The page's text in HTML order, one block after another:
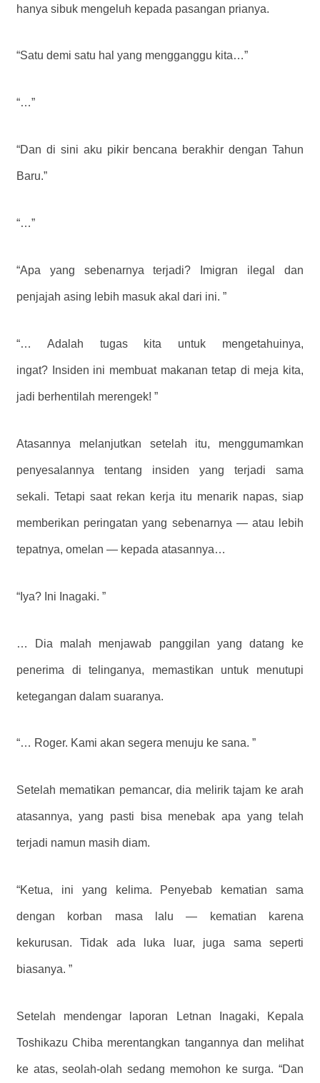
hanya sibuk mengeluh kepada pasangan prianya.
“Satu demi satu hal yang mengganggu kita…”
“…”
“Dan di sini aku pikir bencana berakhir dengan Tahun
Baru.”
“…”
“Apa yang sebenarnya terjadi? Imigran ilegal dan
penjajah asing lebih masuk akal dari ini. ”
“… Adalah tugas kita untuk mengetahuinya,
ingat? Insiden ini membuat makanan tetap di meja kita,
jadi berhentilah merengek! ”
Atasannya melanjutkan setelah itu, menggumamkan
penyesalannya tentang insiden yang terjadi sama
sekali. Tetapi saat rekan kerja itu menarik napas, siap
memberikan peringatan yang sebenarnya — atau lebih
tepatnya, omelan — kepada atasannya…
“Iya? Ini Inagaki. ”
… Dia malah menjawab panggilan yang datang ke
penerima di telinganya, memastikan untuk menutupi
ketegangan dalam suaranya.
“… Roger. Kami akan segera menuju ke sana. ”
Setelah mematikan pemancar, dia melirik tajam ke arah
atasannya, yang pasti bisa menebak apa yang telah
terjadi namun masih diam.
“Ketua, ini yang kelima. Penyebab kematian sama
dengan korban masa lalu — kematian karena
kekurusan. Tidak ada luka luar, juga sama seperti
biasanya. ”
Setelah mendengar laporan Letnan Inagaki, Kepala
Toshikazu Chiba merentangkan tangannya dan melihat
ke atas, seolah-olah sedang memohon ke surga. “Dan